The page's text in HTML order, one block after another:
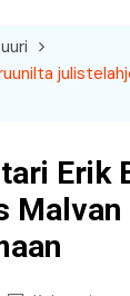
Erik
Malvan